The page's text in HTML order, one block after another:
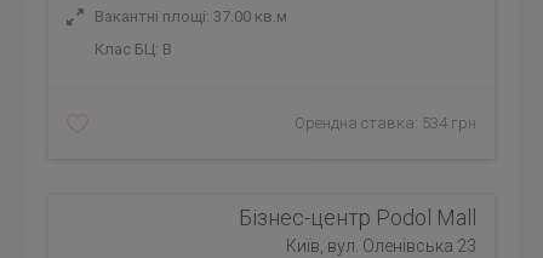
Вакантні площі: 37.00 кв.м
Клас БЦ: B
Орендна ставка: 534 грн
Бізнес-центр Podol Mall
Київ, вул. Оленівська 23